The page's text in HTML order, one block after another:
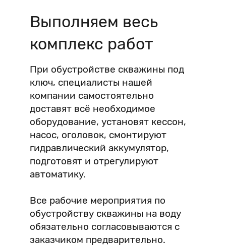
Выполняем весь
комплекс работ
При обустройстве скважины под
ключ, специалисты нашей
компании самостоятельно
доставят всё необходимое
оборудование, установят кессон,
насос, оголовок, смонтируют
гидравлический аккумулятор,
подготовят и отрегулируют
автоматику.
Все рабочие мероприятия по
обустройству скважины на воду
обязательно согласовываются с
заказчиком предварительно.